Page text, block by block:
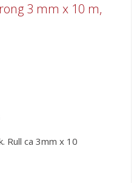
3 mm x 10 m,
Rull ca 3mm x 10